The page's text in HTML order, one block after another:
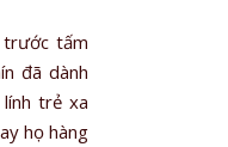
tấm
đã dành
trẻ xa
họ hàng